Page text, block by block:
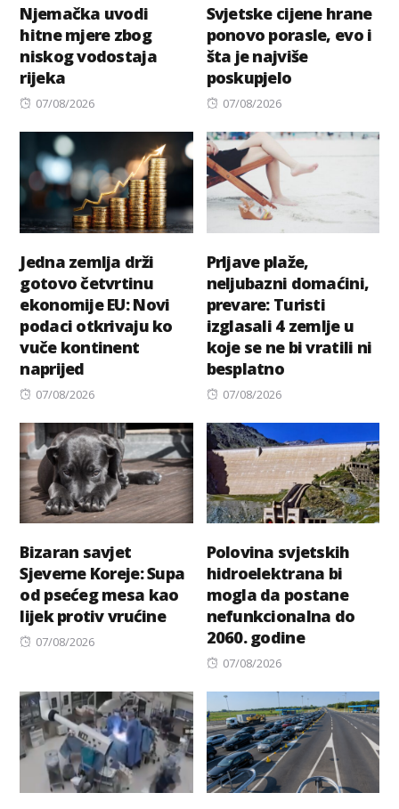
Njemačka uvodi
hitne mjere zbog
niskog vodostaja
rijeka
Posted
07/08/2026
Svjetske cijene hrane
ponovo porasle, evo i
šta je najviše
poskupjelo
Posted
07/08/2026
Jedna zemlja drži
gotovo četvrtinu
ekonomije EU: Novi
podaci otkrivaju ko
vuče kontinent
naprijed
Posted
07/08/2026
Prljave plaže,
neljubazni domaćini,
prevare: Turisti
izglasali 4 zemlje u
koje se ne bi vratili ni
besplatno
Posted
07/08/2026
Bizaran savjet
Sjeverne Koreje: Supa
od psećeg mesa kao
lijek protiv vrućine
Posted
07/08/2026
Polovina svjetskih
hidroelektrana bi
mogla da postane
nefunkcionalna do
2060. godine
Posted
07/08/2026